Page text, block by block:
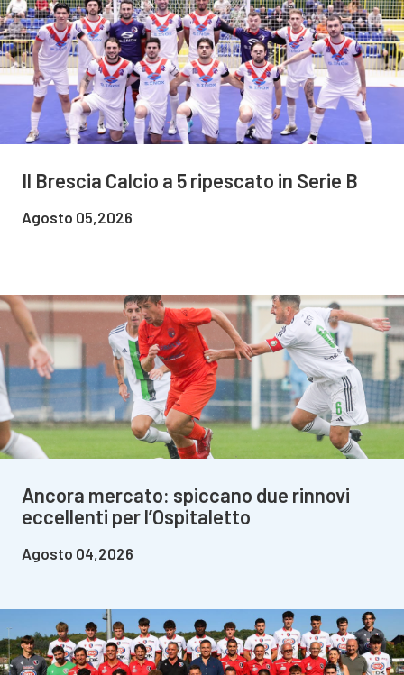
Il Brescia Calcio a 5 ripescato in Serie B
Agosto 05,2026
Ancora mercato: spiccano due rinnovi
eccellenti per l’Ospitaletto
Agosto 04,2026